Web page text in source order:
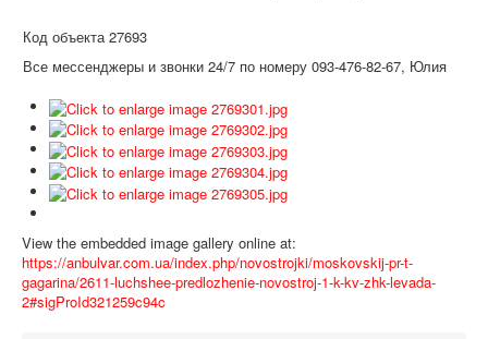
Код объекта 27693
Все мессенджеры и звонки 24/7 по номеру 093-476-82-67, Юлия
View the embedded image gallery online at:
https://anbulvar.com.ua/index.php/novostrojki/moskovskij-pr-t-
gagarina/2611-luchshee-predlozhenie-novostroj-1-k-kv-zhk-levada-
2#sigProId321259c94c